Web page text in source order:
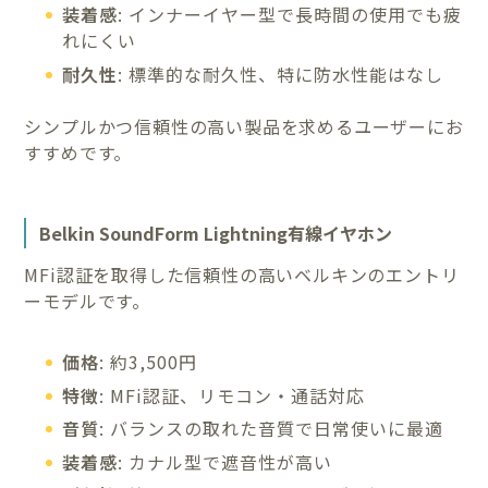
装着感: インナーイヤー型で長時間の使用でも疲
れにくい
耐久性: 標準的な耐久性、特に防水性能はなし
シンプルかつ信頼性の高い製品を求めるユーザーにお
すすめです。
Belkin SoundForm Lightning有線イヤホン
MFi認証を取得した信頼性の高いベルキンのエントリ
ーモデルです。
価格: 約3,500円
特徴: MFi認証、リモコン・通話対応
音質: バランスの取れた音質で日常使いに最適
装着感: カナル型で遮音性が高い